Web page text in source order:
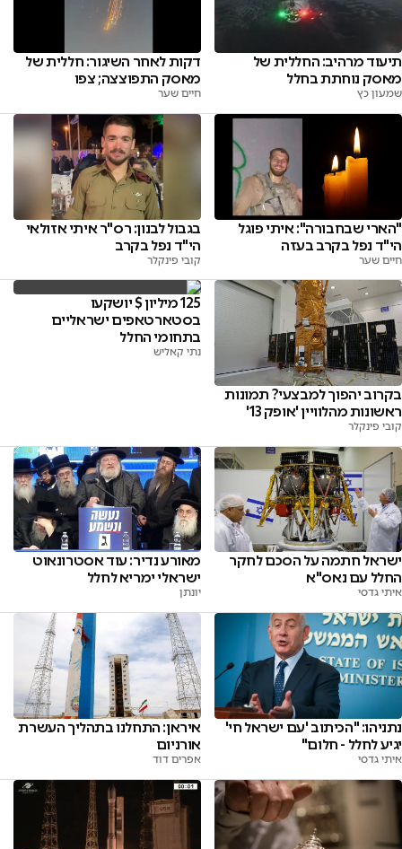
תיעוד מרהיב: החללית של
מאסק נוחתת בחלל
שמעון כץ
דקות לאחר השיגור: חללית של
מאסק התפוצצה; צפו
חיים שער
"הארי שבחבורה": איתי פוגל
הי"ד נפל בקרב בעזה
חיים שער
בגבול לבנון: רס"ר איתי אזולאי
הי"ד נפל בקרב
קובי פינקלר
בקרוב יהפוך למבצעי? תמונות
ראשונות מהלוויין 'אופק 13'
קובי פינקלר
125 מיליון $ יושקעו
בסטארטאפים ישראליים
בתחומי החלל
נתי קאליש
ישראל חתמה על הסכם לחקר
החלל עם נאס"א
איתי גדסי
מאורע נדיר: עוד אסטרונאוט
ישראלי ימריא לחלל
יונתן
נתניהו: "הכיתוב 'עם ישראל חי'
יגיע לחלל - חלום"
איתי גדסי
איראן: התחלנו בתהליך העשרת
אורניום
אפרים דוד